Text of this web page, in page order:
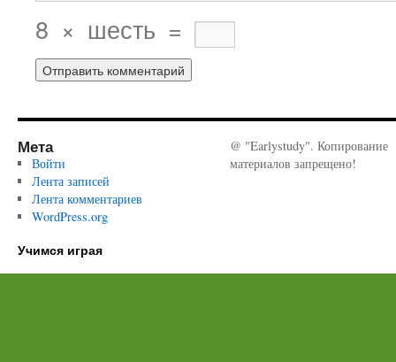
8 × шесть =
Мета
Войти
Лента записей
Лента комментариев
WordPress.org
@ "Earlystudy". Копирование
материалов запрещено!
Учимся играя